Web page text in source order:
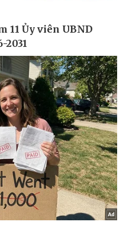
Công nghệ
Sành điệu
Tin Công nghệ